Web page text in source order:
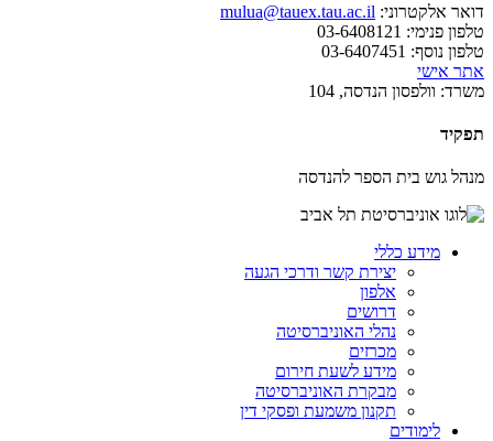
דואר אלקטרוני: mulua@tauex.tau.ac.il
טלפון פנימי:
טלפון נוסף:
אתר אישי
משרד: וולפסון הנדסה, 104
תפקיד
מנהל גוש בית הספר להנדסה
מידע כללי
יצירת קשר ודרכי הגעה
אלפון
דרושים
נהלי האוניברסיטה
מכרזים
מידע לשעת חירום
מבקרת האוניברסיטה
תקנון משמעת ופסקי דין
לימודים